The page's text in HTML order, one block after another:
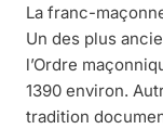
La franc-
Un des plus
l’Ordre
1390 environ.
tradition